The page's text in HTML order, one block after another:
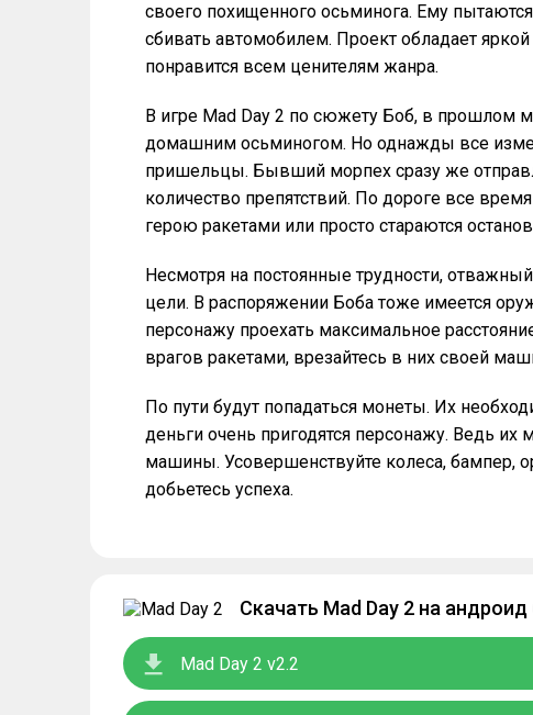
своего похищенного осьминога. Ему
сбивать автомобилем. Проект обладает
понравится всем ценителям жанра.
В игре Mad Day 2 по сюжету Боб, в прошлом
домашним осьминогом. Но однажды все
пришельцы. Бывший морпех сразу же
количество препятствий. По дороге все
герою ракетами или просто стараются
Несмотря на постоянные трудности,
цели. В распоряжении Боба тоже имеется
персонажу проехать максимальное
врагов ракетами, врезайтесь в них своей
По пути будут попадаться монеты. Их
деньги очень пригодятся персонажу. Ведь их
машины. Усовершенствуйте колеса, бампер,
добьетесь успеха.
Скачать Mad Day 2 на
Mad Day 2 v2.2